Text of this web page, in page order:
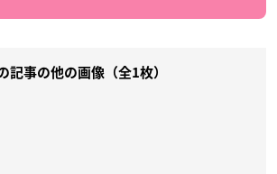
記事の他の画像（全1枚）